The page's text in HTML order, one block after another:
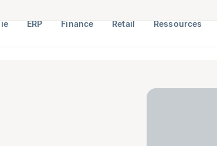
ERP Finance Retail Ressources